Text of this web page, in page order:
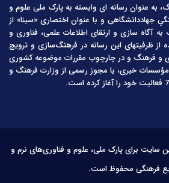
به عنوان رسانه ای وابسته به پارک ملی علوم و
جهاددانشگاهی و با عنوان اختصاری «سینا» از
منظور کمک به آگاه سازی و ارتقای اطلاعات علمی، فناوری و
از ظرفیتهای این رسانه در فرهنگ‌سازی و ترویج
و فرهنگ و در چارچوب مقررات موضوعه کشوری
مؤسسات خبری، با مجوز رسمی از وزارت فرهنگ و
سایت برای پارک ملی، علوم و فناوری‌های نرم و
فرهنگی محفوظ است.